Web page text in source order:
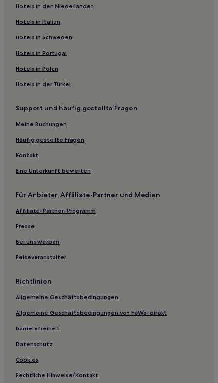
Hotels nahe Straßenbahnhaltestelle Würzburg Ost
Hotels nahe Straßenbahnhaltestelle Würzburg West
Hauptbahnhof
Landkreis Schweinfurt: Hotels
Bergrothenfels Hotels
Hoher Berg Hotels
Hotels nahe Bahnhof Iphofen
Bad Kissingen Hotels
Landkreis Main-Spessart: Hotels
Hotels nahe Touristeninformation Arkadenbau
Hausen Hotels
Oberaltenbuch Hotels
Hotels nahe St. Augustinus
Hotels nahe Eremitenmühle
Rohrbach Hotels
Hotels nahe Juliusspital
Hotels in den Niederlanden
Hotels in Italien
Hotels in Schweden
Hotels in Portugal
Hotels in Polen
Hotels in der Türkei
Support und häufig gestellte Fragen
Meine Buchungen
Häufig gestellte Fragen
Kontakt
Eine Unterkunft bewerten
Für Anbieter, Affliliate-Partner und Medien
Affiliate-Partner-Programm
Presse
Bei uns werben
Reiseveranstalter
Richtlinien
Allgemeine Geschäftsbedingungen
Allgemeine Geschäftsbedingungen von FeWo-direkt
Barrierefreiheit
Datenschutz
Cookies
Rechtliche Hinweise/Kontakt